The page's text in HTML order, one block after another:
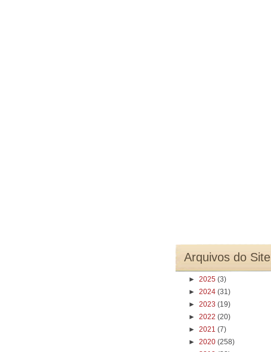
Arquivos do Site
► 2025 (3)
► 2024 (31)
► 2023 (19)
► 2022 (20)
► 2021 (7)
► 2020 (258)